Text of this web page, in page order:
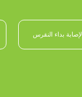
بداء النقرس